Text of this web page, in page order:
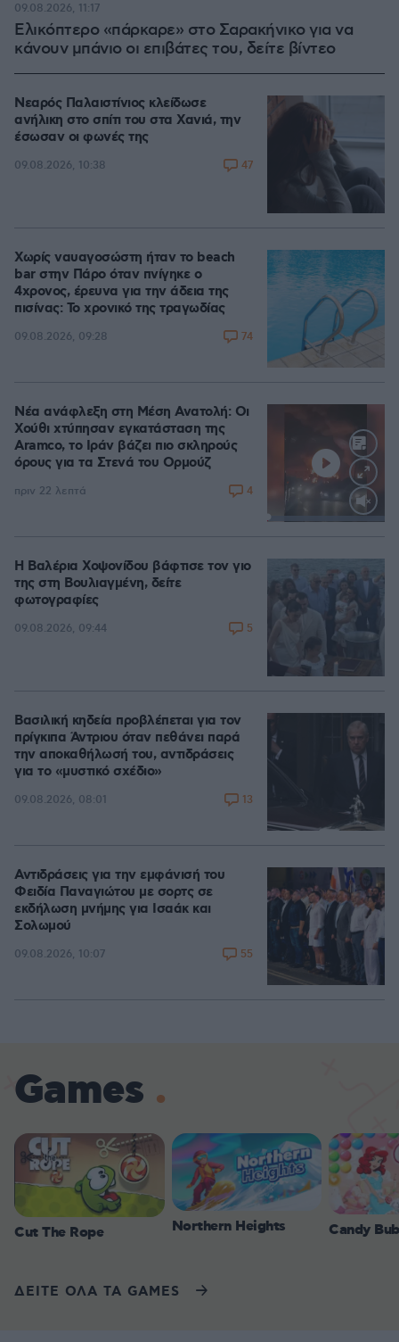
Ελικόπτερο «πάρκαρε» στο Σαρακήνικο για να
κάνουν μπάνιο οι επιβάτες του, δείτε βίντεο
09.08.2026, 11:17
Νεαρός Παλαιστίνιος κλείδωσε
ανήλικη στο σπίτι του στα Χανιά, την
έσωσαν οι φωνές της
09.08.2026, 10:38 47
Χωρίς ναυαγοσώστη ήταν το beach
bar στην Πάρο όταν πνίγηκε ο
4χρονος, έρευνα για την άδεια της
πισίνας: Το χρονικό της τραγωδίας
09.08.2026, 09:28 74
Loaded :
Νέα ανάφλεξη στη Μέση Ανατολή: Οι
Χούθι χτύπησαν εγκατάσταση της
Aramco, το Ιράν βάζει πιο σκληρούς
όρους για τα Στενά του Ορμούζ
πριν 22 λεπτά 4
Η Βαλέρια Χοψονίδου βάφτισε τον γιο
της στη Βουλιαγμένη, δείτε
φωτογραφίες
09.08.2026, 09:44 5
Βασιλική κηδεία προβλέπεται για τον
πρίγκιπα Άντριου όταν πεθάνει παρά
την αποκαθήλωσή του, αντιδράσεις
για το «μυστικό σχέδιο»
09.08.2026, 08:01 13
Αντιδράσεις για την εμφάνισή του
Φειδία Παναγιώτου με σορτς σε
εκδήλωση μνήμης για Ισαάκ και
Σολωμού
09.08.2026, 10:07 55
Games
Cut The Rope Northern Heights Candy
ΔΕΙΤΕ ΟΛΑ ΤΑ GAMES